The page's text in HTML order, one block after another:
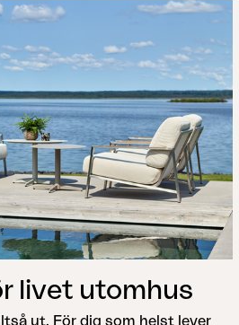
livet utomhus
ut. För dig som helst lever